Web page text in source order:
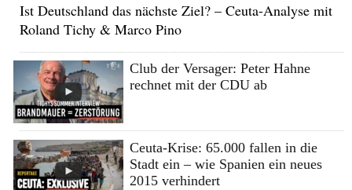
Ist Deutschland das nächste Ziel? – Ceuta-Analyse mit
Roland Tichy & Marco Pino
Club der Versager: Peter Hahne
rechnet mit der CDU ab
Ceuta-Krise: 65.000 fallen in die
Stadt ein – wie Spanien ein neues
2015 verhindert